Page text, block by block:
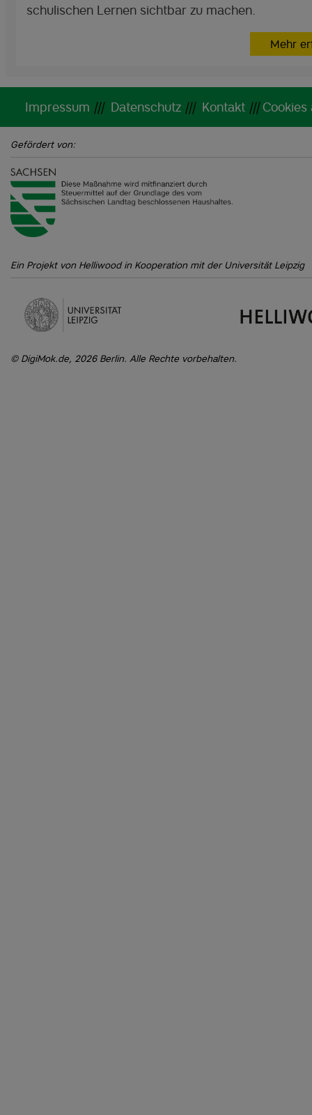
schulischen Lernen sichtbar zu machen.
Mehr
Impressum ||| Datenschutz||| Kontakt|||Cookies
Gefördert von:
Ein Projekt von Helliwood in Kooperation mit der Universität Leipzig
DigiMok.de, 2026 Berlin. Alle Rechte vorbehalten.